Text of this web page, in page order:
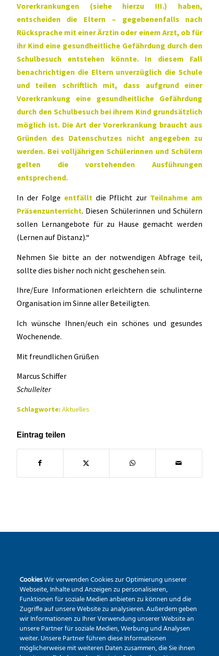
Vorerkrankungen (siehe hierzu III.) haben,
entscheiden die Eltern – gegebenenfalls nach
Rücksprache mit einer Ärztin oder einem Arzt, ob für
ihr Kind eine gesundheitliche Gefährdung durch den
Schulbesuch entstehen könnte. In diesem Fall
benachrichtigen die Eltern unverzüglich die Schule
und teilen schriftlich mit, dass aufgrund einer
Vorerkrankung eine gesundheitliche Gefährdung
durch den Schulbesuch bei ihrem Kind grundsätzlich
möglich ist. Die Art der Vorerkrankung braucht aus
Gründen des Datenschutzes nicht angegeben zu
werden. Bei volljährigen Schülerinnen und Schülern
gelten die vorstehenden Ausführungen
entsprechend.
In der Folge entfällt die Pflicht zur Teilnahme am
Präsenzunterricht. Diesen Schülerinnen und Schülern
sollen Lernangebote für zu Hause gemacht werden
(Lernen auf Distanz).“
Nehmen Sie bitte an der notwendigen Abfrage teil,
sollte dies bisher noch nicht geschehen sein.
Ihre/Eure Informationen erleichtern die schulinterne
Organisation im Sinne aller Beteiligten.
Ich wünsche Ihnen/euch ein schönes und gesundes
Wochenende.
Mit freundlichen Grüßen
Marcus Schiffer
Schulleiter
Schlagworte:Aktuelles
Eintrag teilen
Pietrapaola-Platz 4
59581 Warstein
Tel.:02902 – 9791840
Erreichbarkeit via Mail
CookiesWir verwenden Cookies zur Optimierung unserer
Webseite, Inhalte und Anzeigen zu personalisieren,
Funktionen für soziale Medien anbieten zu können und die
Zugriffe auf unsere Website zu analysieren. Außerdem geben
wir Informationen zu Ihrer Verwendung unserer Website an
unsere Partner für soziale Medien, Werbung und Analysen
weiter. Unsere Partner führen diese Informationen
möglicherweise mit weiteren Daten zusammen, die Sie ihnen